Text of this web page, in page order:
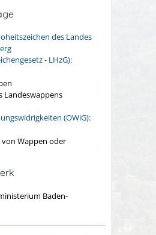
des Landes
- LHzG):
Landeswappens
(OWiG):
von Wappen oder
Baden-